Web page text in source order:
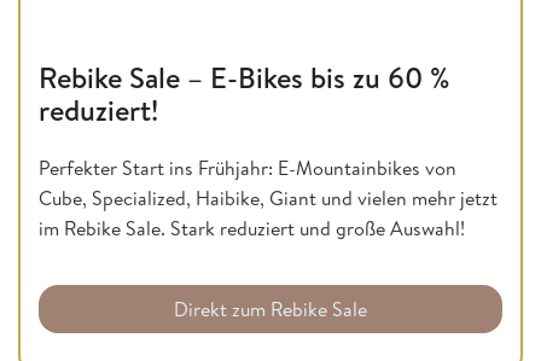
Rebike Sale – E-Bikes bis zu 60 %
reduziert!
Perfekter Start ins Frühjahr: E-Mountainbikes von
Cube, Specialized, Haibike, Giant und vielen mehr jetzt
im Rebike Sale. Stark reduziert und große Auswahl!
Direkt zum Rebike Sale